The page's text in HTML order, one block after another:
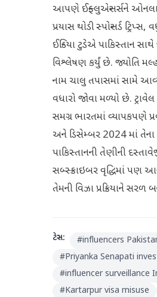
આપણે ઈન્ફ્લુએન્સર્સને
પ્રયાસ થોડી સ્પોન્સર્ડ
ઈન્ડિયા ટુડેએ પાકિસ્તાન
વિશ્લેષણ કર્યું છે. જ્યોતિ
નામ ચાલુ તપાસમાં સામે
વધારો જોવા મળ્યો છે.
સમગ્ર ભારતમાં વ્યાપકપણે
અને ડિસેમ્બર 2024 માં તેના
પાકિસ્તાનની તેણીની
સબ્સ્ક્રાઇબર વૃદ્ધિમાં પણ
તેમની વિઝા પ્રક્રિયાને
ટેગ્સ: #influencers
#Priyanka Senapati
#influencer surveillance
#Kartarpur visa misuse